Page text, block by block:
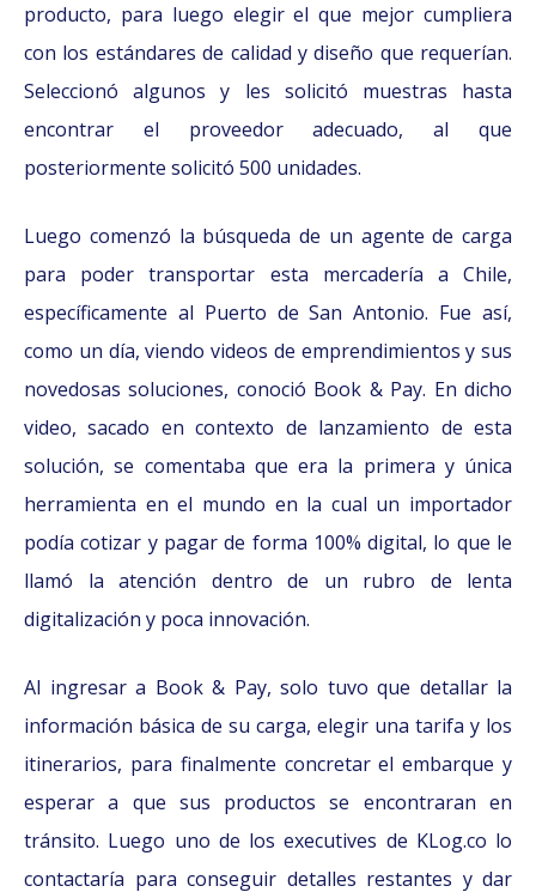
producto, para luego elegir el que mejor cumpliera
con los estándares de calidad y diseño que requerían.
Seleccionó algunos y les solicitó muestras hasta
encontrar el proveedor adecuado, al que
posteriormente solicitó 500 unidades.
Luego comenzó la búsqueda de un agente de carga
para poder transportar esta mercadería a Chile,
específicamente al Puerto de San Antonio. Fue así,
como un día, viendo videos de emprendimientos y sus
novedosas soluciones, conoció Book & Pay. En dicho
video, sacado en contexto de lanzamiento de esta
solución, se comentaba que era la primera y única
herramienta en el mundo en la cual un importador
podía cotizar y pagar de forma 100% digital, lo que le
llamó la atención dentro de un rubro de lenta
digitalización y poca innovación.
Al ingresar a Book & Pay, solo tuvo que detallar la
información básica de su carga, elegir una tarifa y los
itinerarios, para finalmente concretar el embarque y
esperar a que sus productos se encontraran en
tránsito. Luego uno de los executives de KLog.co lo
contactaría para conseguir detalles restantes y dar